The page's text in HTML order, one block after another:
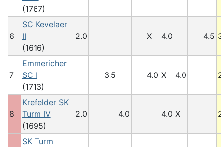
(1767)
6
SC Kevelaer
II
(1616)
2.0 X 4.0 4.5
7
Emmericher
SC I
(1713)
3.5 4.0 X 4.0
8
Krefelder SK
Turm IV
(1695)
2.0 4.0 4.0 X
SK Turm